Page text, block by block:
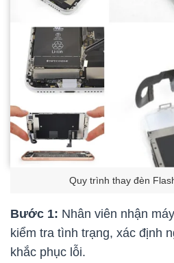
Quy trình thay đèn
Bước 1: Nhân viên nhận
kiểm tra tình trạng, xác định
khắc phục lỗi.